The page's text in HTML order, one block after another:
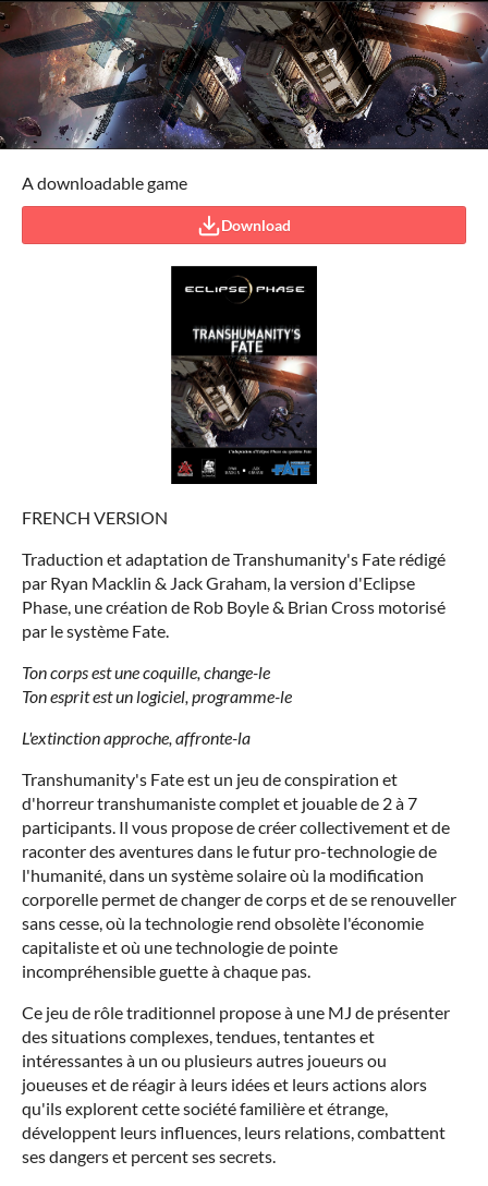
A downloadable game
Download
FRENCH VERSION
Traduction et adaptation de Transhumanity's Fate rédigé
par Ryan Macklin & Jack Graham, la version d'Eclipse
Phase, une création de Rob Boyle & Brian Cross motorisé
par le système Fate.
Ton corps est une coquille, change-le
Ton esprit est un logiciel, programme-le
L'extinction approche, affronte-la
Transhumanity's Fate est un jeu de conspiration et
d'horreur transhumaniste complet et jouable de 2 à 7
participants. Il vous propose de créer collectivement et de
raconter des aventures dans le futur pro-technologie de
l'humanité, dans un système solaire où la modification
corporelle permet de changer de corps et de se renouveller
sans cesse, où la technologie rend obsolète l'économie
capitaliste et où une technologie de pointe
incompréhensible guette à chaque pas.
Ce jeu de rôle traditionnel propose à une MJ de présenter
des situations complexes, tendues, tentantes et
intéressantes à un ou plusieurs autres joueurs ou
joueuses et de réagir à leurs idées et leurs actions alors
qu'ils explorent cette société familière et étrange,
développent leurs influences, leurs relations, combattent
ses dangers et percent ses secrets.